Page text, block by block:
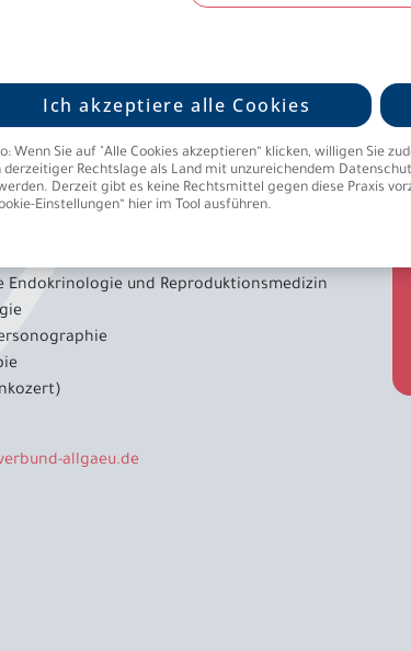
Gynäkologie
und Geburtshilfe
Endokrinologie und Reproduktionsmedizin
allgaeu.de
Ich akzeptiere alle Cookies
Sie auf "Alle Cookies akzeptieren“ klicken, willigen Sie
Rechtslage als Land mit unzureichendem
Derzeit gibt es keine Rechtsmittel gegen diese Praxis
Einstellungen“ hier im Tool ausführen.